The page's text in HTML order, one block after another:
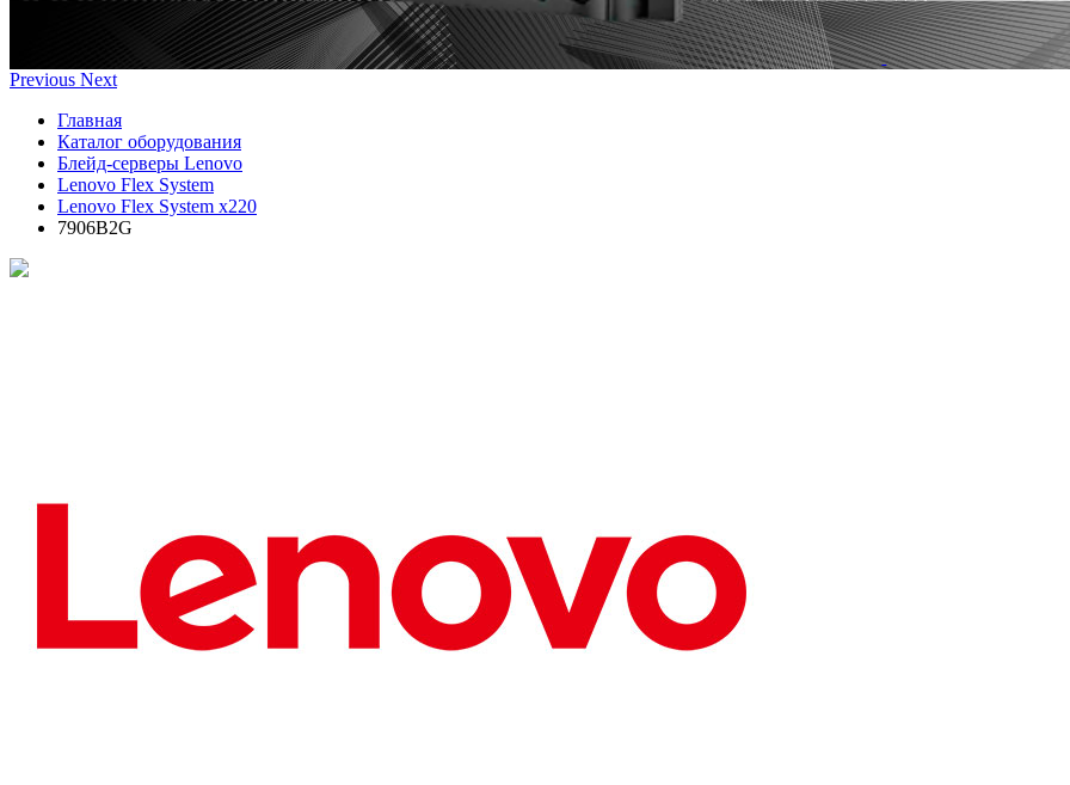
Previous Next
Главная
Каталог оборудования
Блейд-серверы Lenovo
Lenovo Flex System
Lenovo Flex System x220
7906B2G